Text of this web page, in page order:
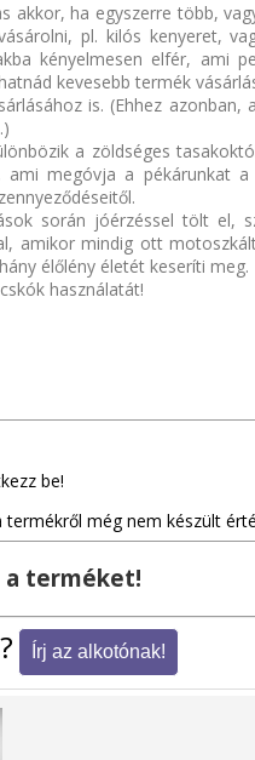
akkor, ha egyszerre több,
pl. kilós kenyeret,
kényelmesen elfér, ami
kevesebb termék
is. (Ehhez azonban,
a zöldséges
ami megóvja a pékárunkat a
során jóérzéssel tölt el,
amikor mindig ott
élőlény életét keseríti meg.
használatát!
be!
termékről még nem készült
a terméket!